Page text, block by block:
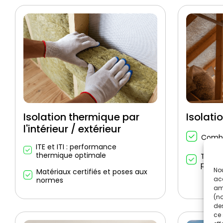
ce
Isolation thermique par
l'intérieur / extérieur
ITE et ITI : performance
thermique optimale
Matériaux certifiés et poses aux
normes